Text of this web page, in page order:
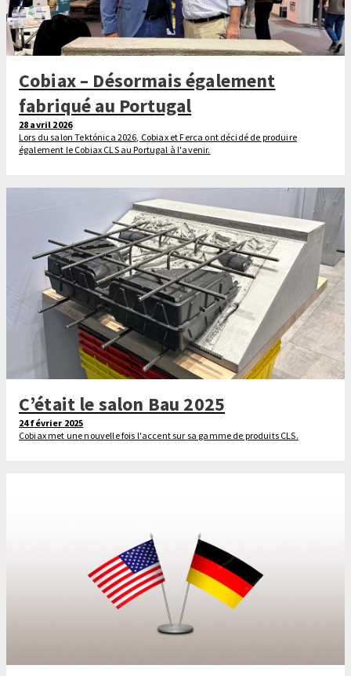
Cobiax – Désormais également
fabriqué au Portugal
28 avril 2026
Lors du salon Tektónica 2026, Cobiax et Ferca ont décidé de produire
également le Cobiax CLS au Portugal à l'avenir.
C’était le salon Bau 2025
24 février 2025
Cobiax met une nouvelle fois l'accent sur sa gamme de produits CLS.